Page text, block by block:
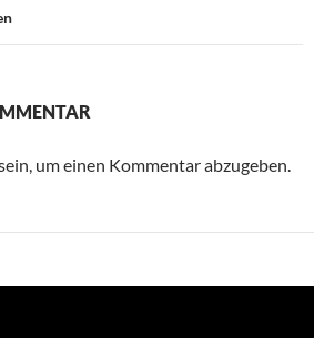
um einen Kommentar abzugeben.